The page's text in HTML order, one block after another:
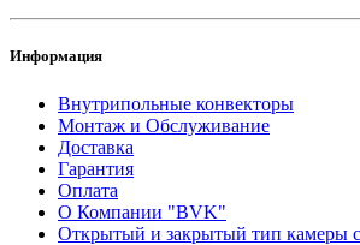
Информация
Внутрипольные конвекторы
Монтаж и Обслуживание
Доставка
Гарантия
Оплата
О Компании "BVK"
Открытый и закрытый тип камеры